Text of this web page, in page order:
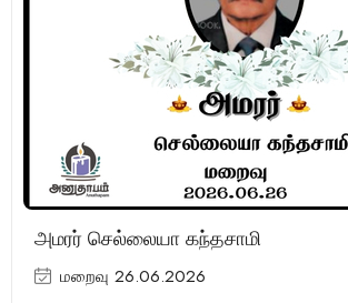
அமரர் செல்லையா கந்தசாமி
மறைவு 26.06.2026